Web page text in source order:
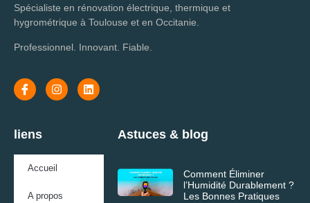
Spécialiste en rénovation électrique, thermique et
hygrométrique à Toulouse et en Occitanie.
Professionnel. Innovant. Fiable.
liens
Accueil
A propos
Astuces & blog
Comment Éliminer
l’Humidité Durablement ?
Les Bonnes Pratiques